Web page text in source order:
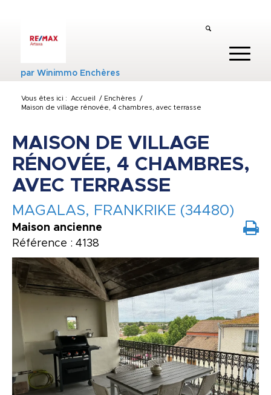
parWinimmo Enchères
Vous êtes ici : Accueil / Enchères
/
Maison de village rénovée, 4 chambres, avec terrasse
MAISON DE VILLAGE
RÉNOVÉE, 4 CHAMBRES,
AVEC TERRASSE
MAGALAS, FRANKRIKE (34480)
Maison ancienne
Référence : 4138